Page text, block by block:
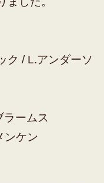
ク / L.アンダーソ
ームス
ンケン